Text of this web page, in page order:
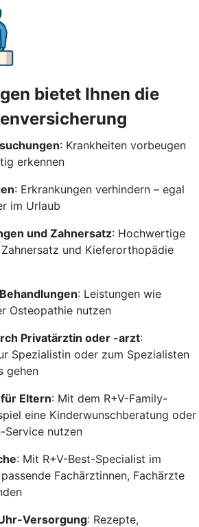
bietet Ihnen die
: Krankheiten vorbeugen
erkennen
: Erkrankungen verhindern – egal
im Urlaub
und Zahnersatz: Hochwertige
und Kieferorthopädie
: Leistungen wie
Osteopathie nutzen
Privatärztin oder -arzt:
Spezialistin oder zum Spezialisten
gehen
Eltern: Mit dem R+V-Family-
eine Kinderwunschberatung oder
Service nutzen
: Mit R+V-Best-Specialist im
Fachärztinnen, Fachärzte
Versorgung: Rezepte,